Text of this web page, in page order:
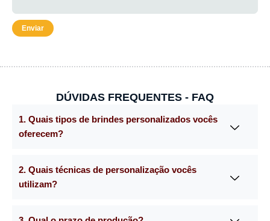
DÚVIDAS FREQUENTES - FAQ
1. Quais tipos de brindes personalizados vocês
oferecem?
2. Quais técnicas de personalização vocês
utilizam?